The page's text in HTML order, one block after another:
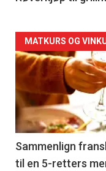
Forsiden
akkurat
nå
-
5
MATKURS OG
Sammenlign
til en 5-retters